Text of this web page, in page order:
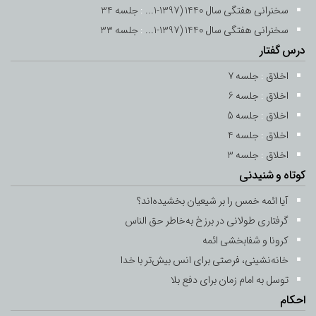
جلسه 13
29 خرداد 1392 -10 شعبان 1434
جلسه 14
31 خرداد 1392 - 12 شعبان 1434
جلسه 15
7 تیر 1392 -19 شعبان 1434
جلسه 16
13 تیر 1392 -
جلسه 17
21 تیر 1392
سخنرانی هفتگی سال 1440 (1397-1...
: جلسه 34
سخنرانی هفتگی سال 1440 (1397-1...
: جلسه 33
درس گفتار
اخلاق : جلسه 7
اخلاق : جلسه 6
اخلاق : جلسه 5
اخلاق : جلسه 4
اخلاق : جلسه 3
کوتاه و شنیدنی
آیا ائمه خمس را بر شیعیان بخشیده‌اند؟
گرفتاری طولانی در برزخ به‌خاطر حق ‌الناس
کرونا و شفابخشی ائمه
خانه‌نشینی، فرصتی برای انس بیش‌تر با خدا
توسل به امام زمان برای دفع بلا
احکام